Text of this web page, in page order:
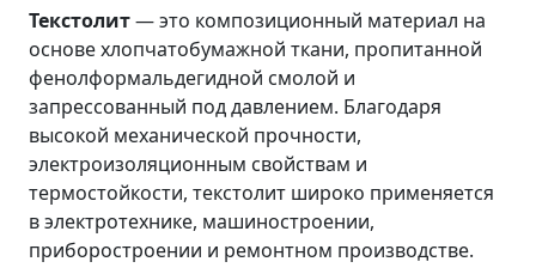
Текстолит— это композиционный материал на
основе хлопчатобумажной ткани, пропитанной
фенолформальдегидной смолой и
запрессованный под давлением. Благодаря
высокой механической прочности,
электроизоляционным свойствам и
термостойкости, текстолит широко применяется
в электротехнике, машиностроении,
приборостроении и ремонтном производстве.